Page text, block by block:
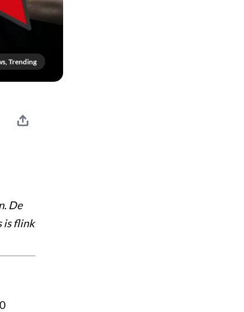
Trending
De
is flink